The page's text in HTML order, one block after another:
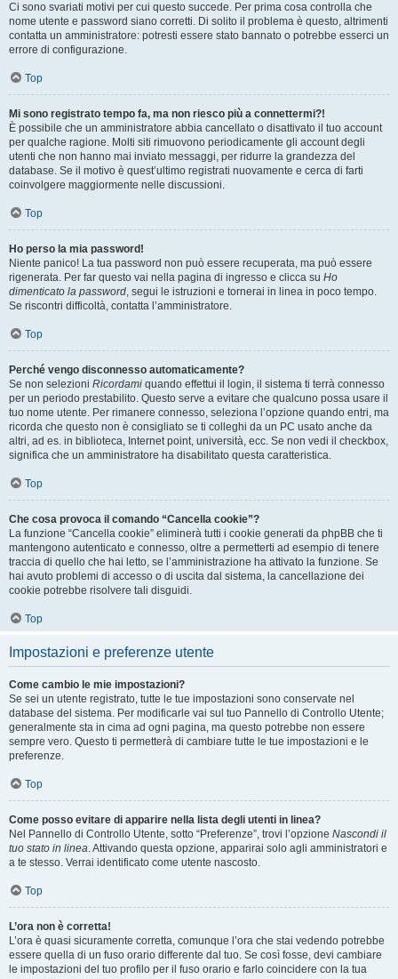
Ci sono svariati motivi per cui questo succede. Per prima cosa controlla che
nome utente e password siano corretti. Di solito il problema è questo, altrimenti
contatta un amministratore: potresti essere stato bannato o potrebbe esserci un
errore di configurazione.
Top
Mi sono registrato tempo fa, ma non riesco più a connettermi?!
È possibile che un amministratore abbia cancellato o disattivato il tuo account
per qualche ragione. Molti siti rimuovono periodicamente gli account degli
utenti che non hanno mai inviato messaggi, per ridurre la grandezza del
database. Se il motivo è quest’ultimo registrati nuovamente e cerca di farti
coinvolgere maggiormente nelle discussioni.
Top
Ho perso la mia password!
Niente panico! La tua password non può essere recuperata, ma può essere
rigenerata. Per far questo vai nella pagina di ingresso e clicca su Ho
dimenticato la password, segui le istruzioni e tornerai in linea in poco tempo.
Se riscontri difficoltà, contatta l’amministratore.
Top
Perché vengo disconnesso automaticamente?
Se non selezioni Ricordami quando effettui il login, il sistema ti terrà connesso
per un periodo prestabilito. Questo serve a evitare che qualcuno possa usare il
tuo nome utente. Per rimanere connesso, seleziona l’opzione quando entri, ma
ricorda che questo non è consigliato se ti colleghi da un PC usato anche da
altri, ad es. in biblioteca, Internet point, università, ecc. Se non vedi il checkbox,
significa che un amministratore ha disabilitato questa caratteristica.
Top
Che cosa provoca il comando “Cancella cookie”?
La funzione “Cancella cookie” eliminerà tutti i cookie generati da phpBB che ti
mantengono autenticato e connesso, oltre a permetterti ad esempio di tenere
traccia di quello che hai letto, se l’amministrazione ha attivato la funzione. Se
hai avuto problemi di accesso o di uscita dal sistema, la cancellazione dei
cookie potrebbe risolvere tali disguidi.
Top
Impostazioni e preferenze utente
Come cambio le mie impostazioni?
Se sei un utente registrato, tutte le tue impostazioni sono conservate nel
database del sistema. Per modificarle vai sul tuo Pannello di Controllo Utente;
generalmente sta in cima ad ogni pagina, ma questo potrebbe non essere
sempre vero. Questo ti permetterà di cambiare tutte le tue impostazioni e le
preferenze.
Top
Come posso evitare di apparire nella lista degli utenti in linea?
Nel Pannello di Controllo Utente, sotto “Preferenze”, trovi l’opzione Nascondi il
tuo stato in linea. Attivando questa opzione, apparirai solo agli amministratori e
a te stesso. Verrai identificato come utente nascosto.
Top
L’ora non è corretta!
L’ora è quasi sicuramente corretta, comunque l’ora che stai vedendo potrebbe
essere quella di un fuso orario differente dal tuo. Se così fosse, devi cambiare
le impostazioni del tuo profilo per il fuso orario e farlo coincidere con la tua